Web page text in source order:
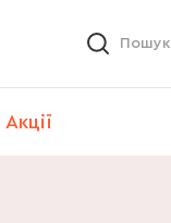
Пошук
Акції